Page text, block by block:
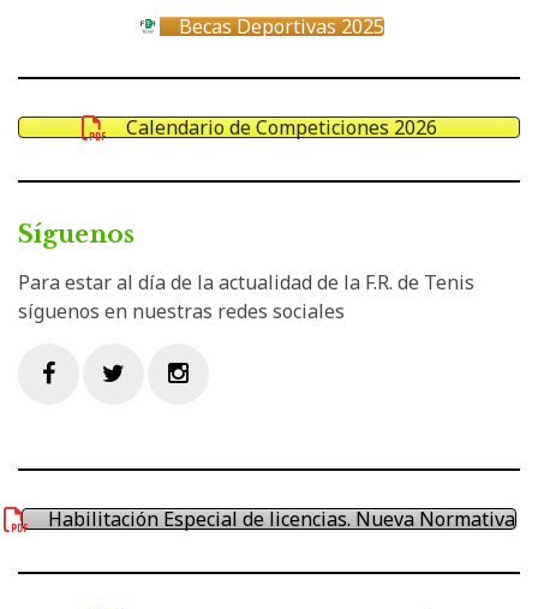
Becas Deportivas 2025
Calendario de Competiciones 2026
Síguenos
Para estar al día de la actualidad de la F.R. de Tenis
síguenos en nuestras redes sociales
Habilitación Especial de licencias. Nueva Normativa